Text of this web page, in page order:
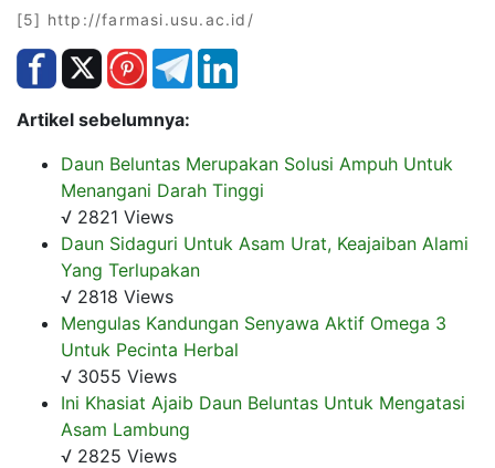
[5] http://farmasi.usu.ac.id/
Artikel sebelumnya:
Daun Beluntas Merupakan Solusi Ampuh Untuk
Menangani Darah Tinggi
√ 2821 Views
Daun Sidaguri Untuk Asam Urat, Keajaiban Alami
Yang Terlupakan
√ 2818 Views
Mengulas Kandungan Senyawa Aktif Omega 3
Untuk Pecinta Herbal
√ 3055 Views
Ini Khasiat Ajaib Daun Beluntas Untuk Mengatasi
Asam Lambung
√ 2825 Views